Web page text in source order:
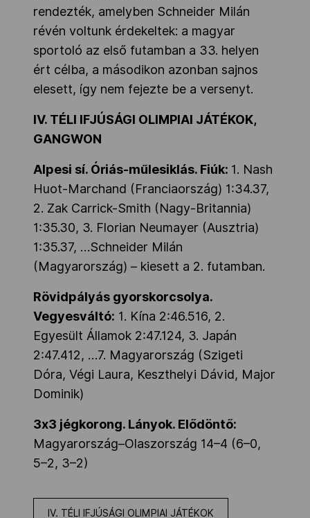
rendezték, amelyben Schneider Milán
révén voltunk érdekeltek: a magyar
sportoló az első futamban a 33. helyen
ért célba, a másodikon azonban sajnos
elesett, így nem fejezte be a versenyt.
IV. TÉLI IFJÚSÁGI OLIMPIAI JÁTÉKOK,
GANGWON
Alpesi sí. Óriás-műlesiklás. Fiúk: 1. Nash
Huot-Marchand (Franciaország) 1:34.37,
2. Zak Carrick-Smith (Nagy-Britannia)
1:35.30, 3. Florian Neumayer (Ausztria)
1:35.37, …Schneider Milán
(Magyarország) – kiesett a 2. futamban.
Rövidpályás gyorskorcsolya.
Vegyesváltó: 1. Kína 2:46.516, 2.
Egyesült Államok 2:47.124, 3. Japán
2:47.412, …7. Magyarország (Szigeti
Dóra, Végi Laura, Keszthelyi Dávid, Major
Dominik)
3x3 jégkorong. Lányok. Elődöntő:
Magyarország–Olaszország 14–4 (6–0,
5–2, 3–2)
IV. TÉLI IFJÚSÁGI OLIMPIAI JÁTÉKOK